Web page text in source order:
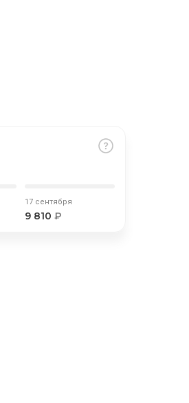
17 сентября
9 810 ₽